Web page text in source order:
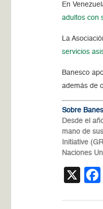
En
adultos con
La
servicios
Banesco
además de
Sobre
Desde el
mano de
Initiative
Naciones
X